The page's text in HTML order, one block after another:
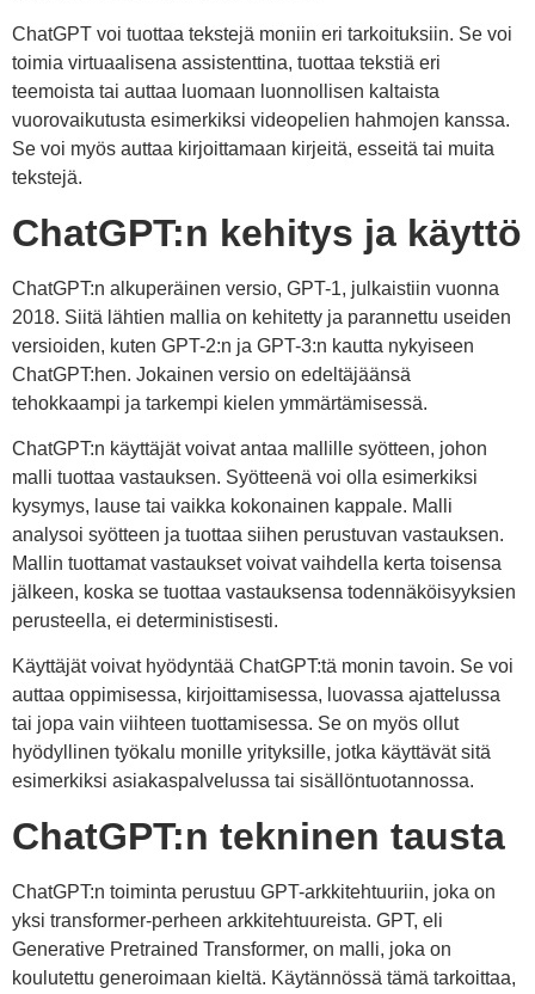
ChatGPT voi tuottaa tekstejä moniin eri tarkoituksiin. Se voi
toimia virtuaalisena assistenttina, tuottaa tekstiä eri
teemoista tai auttaa luomaan luonnollisen kaltaista
vuorovaikutusta esimerkiksi videopelien hahmojen kanssa.
Se voi myös auttaa kirjoittamaan kirjeitä, esseitä tai muita
tekstejä.
ChatGPT:n kehitys ja käyttö
ChatGPT:n alkuperäinen versio, GPT-1, julkaistiin vuonna
2018. Siitä lähtien mallia on kehitetty ja parannettu useiden
versioiden, kuten GPT-2:n ja GPT-3:n kautta nykyiseen
ChatGPT:hen. Jokainen versio on edeltäjäänsä
tehokkaampi ja tarkempi kielen ymmärtämisessä.
ChatGPT:n käyttäjät voivat antaa mallille syötteen, johon
malli tuottaa vastauksen. Syötteenä voi olla esimerkiksi
kysymys, lause tai vaikka kokonainen kappale. Malli
analysoi syötteen ja tuottaa siihen perustuvan vastauksen.
Mallin tuottamat vastaukset voivat vaihdella kerta toisensa
jälkeen, koska se tuottaa vastauksensa todennäköisyyksien
perusteella, ei deterministisesti.
Käyttäjät voivat hyödyntää ChatGPT:tä monin tavoin. Se voi
auttaa oppimisessa, kirjoittamisessa, luovassa ajattelussa
tai jopa vain viihteen tuottamisessa. Se on myös ollut
hyödyllinen työkalu monille yrityksille, jotka käyttävät sitä
esimerkiksi asiakaspalvelussa tai sisällöntuotannossa.
ChatGPT:n tekninen tausta
ChatGPT:n toiminta perustuu GPT-arkkitehtuuriin, joka on
yksi transformer-perheen arkkitehtuureista. GPT, eli
Generative Pretrained Transformer, on malli, joka on
koulutettu generoimaan kieltä. Käytännössä tämä tarkoittaa,